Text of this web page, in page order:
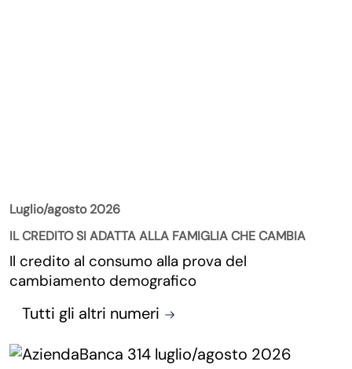
Luglio/agosto 2026
IL CREDITO SI ADATTA ALLA FAMIGLIA CHE CAMBIA
Il credito al consumo alla prova del
cambiamento demografico
Tutti gli altri numeri